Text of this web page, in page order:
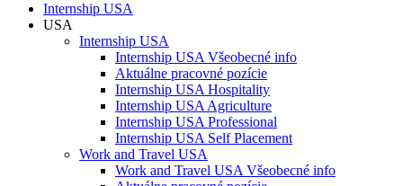
Internship USA
USA
Internship USA
Internship USA Všeobecné info
Aktuálne pracovné pozície
Internship USA Hospitality
Internship USA Agriculture
Internship USA Professional
Internship USA Self Placement
Work and Travel USA
Work and Travel USA Všeobecné info